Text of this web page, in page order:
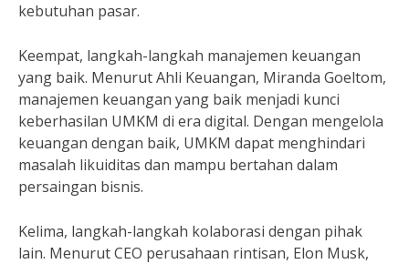
kebutuhan pasar.
Keempat, langkah-langkah manajemen keuangan
yang baik. Menurut Ahli Keuangan, Miranda Goeltom,
manajemen keuangan yang baik menjadi kunci
keberhasilan UMKM di era digital. Dengan mengelola
keuangan dengan baik, UMKM dapat menghindari
masalah likuiditas dan mampu bertahan dalam
persaingan bisnis.
Kelima, langkah-langkah kolaborasi dengan pihak
lain. Menurut CEO perusahaan rintisan, Elon Musk,